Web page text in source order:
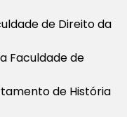
de Direito da
Faculdade de
de História